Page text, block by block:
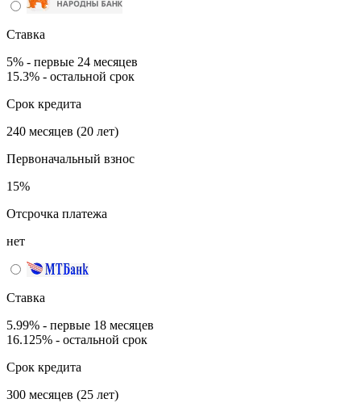
Ставка
5% - первые 24 месяцев
15.3% - остальной срок
Срок кредита
240 месяцев (20 лет)
Первоначальный взнос
15%
Отсрочка платежа
нет
Ставка
5.99% - первые 18 месяцев
16.125% - остальной срок
Срок кредита
300 месяцев (25 лет)